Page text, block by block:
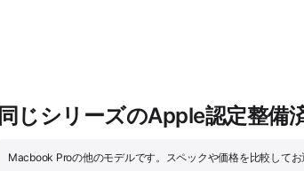
同じシリーズのApple認定整備
Macbook Proの他のモデルです。スペックや価格を比較してお